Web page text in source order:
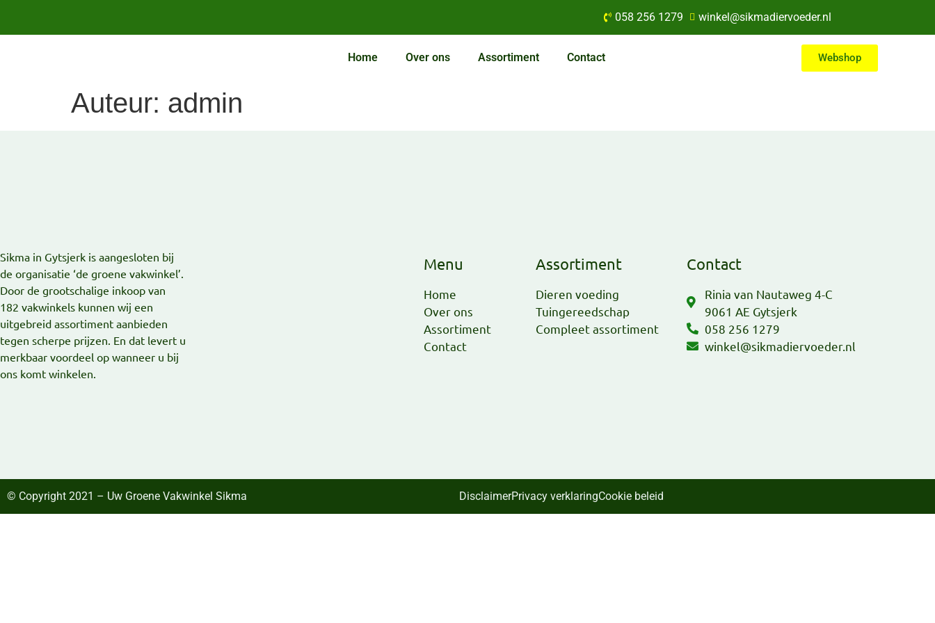
058 256 1279 winkel@sikmadiervoeder.nl
Home Over ons Assortiment Contact Webshop
Auteur: admin
Sikma in Gytsjerk is aangesloten bij
de organisatie ‘de groene vakwinkel’.
Door de grootschalige inkoop van
182 vakwinkels kunnen wij een
uitgebreid assortiment aanbieden
tegen scherpe prijzen. En dat levert u
merkbaar voordeel op wanneer u bij
ons komt winkelen.
Menu
Home
Over ons
Assortiment
Contact
Assortiment
Dieren voeding
Tuingereedschap
Compleet assortiment
Contact
Rinia van Nautaweg 4-C
9061 AE Gytsjerk
058 256 1279
winkel@sikmadiervoeder.nl
© Copyright 2021 – Uw Groene Vakwinkel Sikma DisclaimerPrivacy verklaringCookie beleid